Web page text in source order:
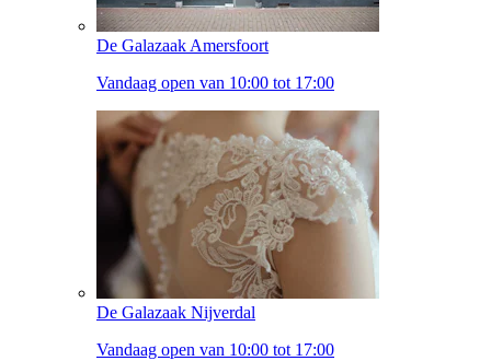
De Galazaak Amersfoort
Vandaag open van 10:00 tot 17:00
De Galazaak Nijverdal
Vandaag open van 10:00 tot 17:00